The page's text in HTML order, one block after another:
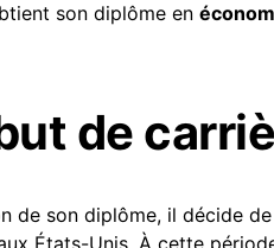
son diplôme en
de
de son diplôme, il décide
États-Unis. À cette